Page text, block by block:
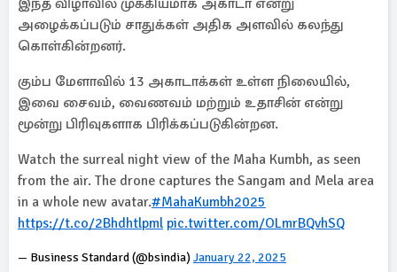
இந்த விழாவில் முக்கியமாக அகாடா என்று
அழைக்கப்படும் சாதுக்கள் அதிக அளவில் கலந்து
கொள்கின்றனர்.
கும்ப மேளாவில் 13 அகாடாக்கள் உள்ள நிலையில்,
இவை சைவம், வைணவம் மற்றும் உதாசின் என்று
மூன்று பிரிவுகளாக பிரிக்கப்படுகின்றன.
Watch the surreal night view of the Maha Kumbh, as seen
from the air. The drone captures the Sangam and Mela area
in a whole new avatar.#MahaKumbh2025
https://t.co/2Bhdhtlpml pic.twitter.com/OLmrBQvhSQ
— Business Standard (@bsindia) January 22, 2025